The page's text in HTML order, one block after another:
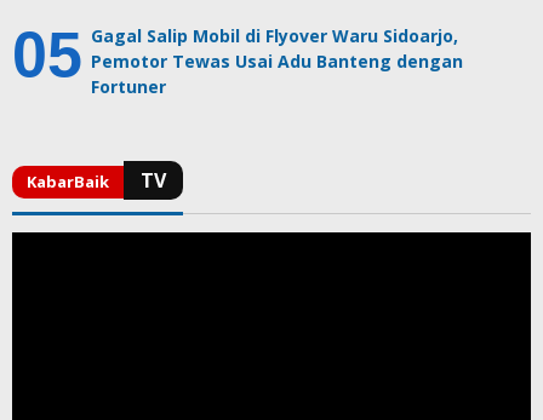
Gagal Salip Mobil di Flyover Waru Sidoarjo,
Pemotor Tewas Usai Adu Banteng dengan
Fortuner